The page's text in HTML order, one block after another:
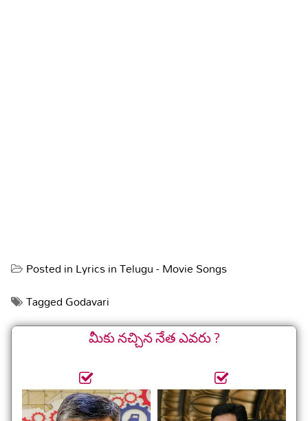
Posted inLyrics in Telugu - Movie Songs
TaggedGodavari
మీకు నచ్చిన నేత ఎవరు ?